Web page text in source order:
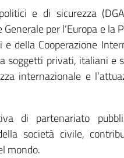
e di sicurezza
per l’Europa e
della Cooperazione
soggetti privati, italiani
internazionale e
di partenariato
società civile,
mondo.